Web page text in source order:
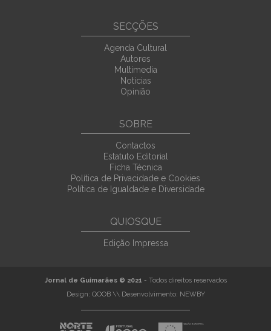
SECÇÕES
Agenda Cultural
Autores
Multimedia
Noticias
Opinião
SOBRE
Contactos
Estatuto Editorial
Ficha Técnica
Política de Privacidade e Cookies
Política de Igualdade e Diversidade
QUIOSQUE
Edição Impressa
Jornal de Guimarães © 2021 - Todos direitos reservados
Design: QOOB\\ Desenvolvimento: NEWBY